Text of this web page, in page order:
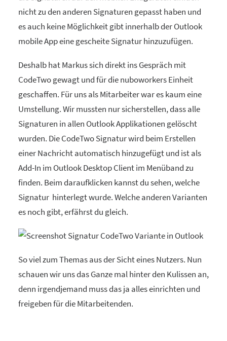
nicht zu den anderen Signaturen gepasst haben und
es auch keine Möglichkeit gibt innerhalb der Outlook
mobile App eine gescheite Signatur hinzuzufügen.
Deshalb hat Markus sich direkt ins Gespräch mit
CodeTwo gewagt und für die nuboworkers Einheit
geschaffen. Für uns als Mitarbeiter war es kaum eine
Umstellung. Wir mussten nur sicherstellen, dass alle
Signaturen in allen Outlook Applikationen gelöscht
wurden. Die CodeTwo Signatur wird beim Erstellen
einer Nachricht automatisch hinzugefügt und ist als
Add-In im Outlook Desktop Client im Menüband zu
finden. Beim daraufklicken kannst du sehen, welche
Signatur hinterlegt wurde. Welche anderen Varianten
es noch gibt, erfährst du gleich.
So viel zum Themas aus der Sicht eines Nutzers. Nun
schauen wir uns das Ganze mal hinter den Kulissen an,
denn irgendjemand muss das ja alles einrichten und
freigeben für die Mitarbeitenden.